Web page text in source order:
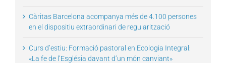
Càritas Barcelona acompanya més de 4.100 persones
en el dispositiu extraordinari de regularització
Curs d’estiu: Formació pastoral en Ecologia Integral:
«La fe de l’Església davant d’un món canviant»